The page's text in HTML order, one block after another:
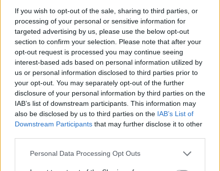
If you wish to opt-out of the sale, sharing to third parties, or
processing of your personal or sensitive information for
targeted advertising by us, please use the below opt-out
section to confirm your selection. Please note that after your
opt-out request is processed you may continue seeing
interest-based ads based on personal information utilized by
us or personal information disclosed to third parties prior to
your opt-out. You may separately opt-out of the further
disclosure of your personal information by third parties on the
IAB’s list of downstream participants. This information may
also be disclosed by us to third parties on the IAB’s List of
Downstream Participants that may further disclose it to other
Please note that this website/app uses one or more Google
Personal Data Processing Opt Outs
Záró gondolat
Az önismeret számít a legtöbbet. Akár a kutyához, a
macskához, a tigrishez vagy az oroszlánhoz húzol, minden
vonásnak van erőssége és árnyoldala. Ha megérted, hogyan
működsz, könnyebben fejlődsz, jobban vezetsz, és
őszintébben kapcsolódsz.
Te melyiket tartottad kilógónak?
Oszd meg ezt a posztot: